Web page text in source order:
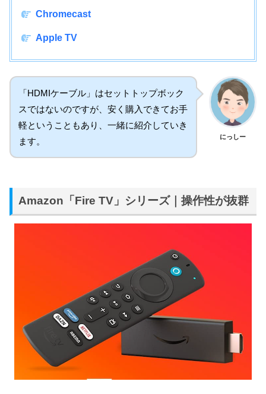
Chromecast
Apple TV
「HDMIケーブル」はセットトップボック
スではないのですが、安く購入できてお手
軽ということもあり、一緒に紹介していき
ます。
にっしー
Amazon「Fire TV」シリーズ｜操作性が抜群